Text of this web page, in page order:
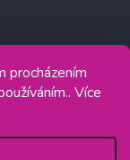
procházením
Více